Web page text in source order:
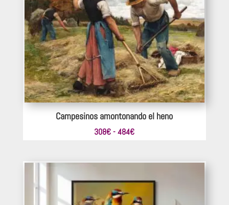
616€
Campesinos amontonando el heno
308€ - 484€Rango
308€
hasta